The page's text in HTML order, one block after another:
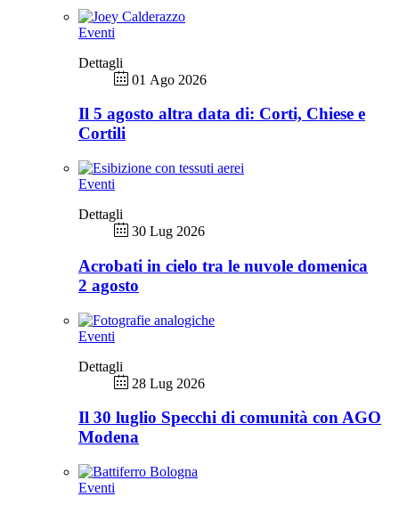
Eventi
Dettagli
01 Ago 2026
Il 5 agosto altra data di: Corti, Chiese e
Cortili
Eventi
Dettagli
30 Lug 2026
Acrobati in cielo tra le nuvole domenica
2 agosto
Eventi
Dettagli
28 Lug 2026
Il 30 luglio Specchi di comunità con AGO
Modena
Eventi